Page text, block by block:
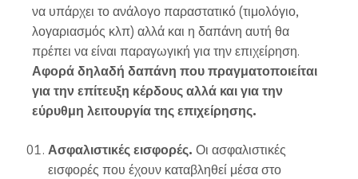
να υπάρχει το ανάλογο παραστατικό (τιμολόγιο,
λογαριασμός κλπ) αλλά και η δαπάνη αυτή θα
πρέπει να είναι παραγωγική για την επιχείρηση.
Αφορά δηλαδή δαπάνη που πραγματοποιείται
για την επίτευξη κέρδους αλλά και για την
εύρυθμη λειτουργία της επιχείρησης.
Ασφαλιστικές εισφορές. Οι ασφαλιστικές
εισφορές που έχουν καταβληθεί μέσα στο